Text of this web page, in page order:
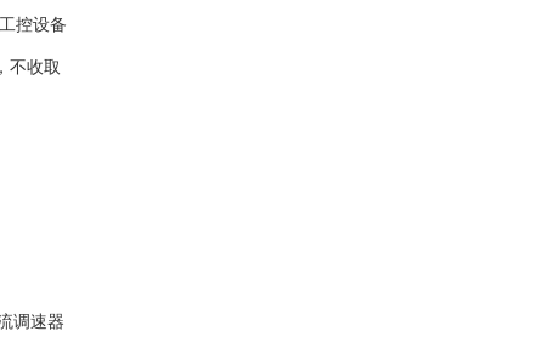
控设备
不收取
调速器